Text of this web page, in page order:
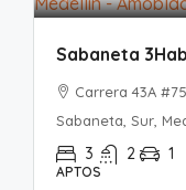
Sabaneta
Carrera 43A
Sabaneta, Sur,
3 2 1
APTOS